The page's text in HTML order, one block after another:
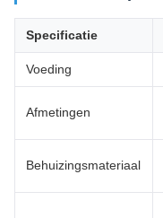
Specificatie
Voeding
Afmetingen
Behuizingsmateriaal